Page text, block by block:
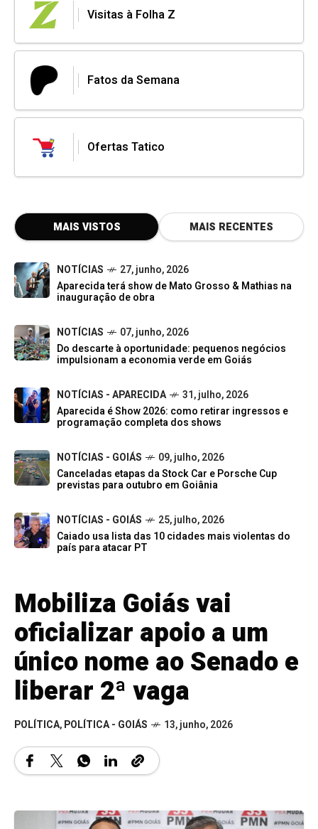
Visitas à Folha Z
Fatos da Semana
Ofertas Tatico
MAIS VISTOS MAIS RECENTES
NOTÍCIAS
27, junho, 2026
Aparecida terá show de Mato Grosso & Mathias na
inauguração de obra
NOTÍCIAS
07, junho, 2026
Do descarte à oportunidade: pequenos negócios
impulsionam a economia verde em Goiás
NOTÍCIAS - APARECIDA
31, julho, 2026
Aparecida é Show 2026: como retirar ingressos e
programação completa dos shows
NOTÍCIAS - GOIÁS
09, julho, 2026
Canceladas etapas da Stock Car e Porsche Cup
previstas para outubro em Goiânia
NOTÍCIAS - GOIÁS
25, julho, 2026
Caiado usa lista das 10 cidades mais violentas do
país para atacar PT
Mobiliza Goiás vai
oficializar apoio a um
único nome ao Senado e
liberar 2ª vaga
POLÍTICA,POLÍTICA - GOIÁS 13, junho, 2026